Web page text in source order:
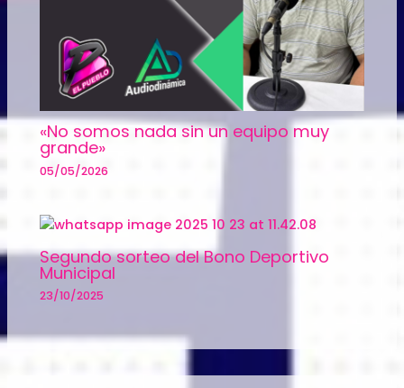
«No somos nada sin un equipo muy
grande»
05/05/2026
Segundo sorteo del Bono Deportivo
Municipal
23/10/2025